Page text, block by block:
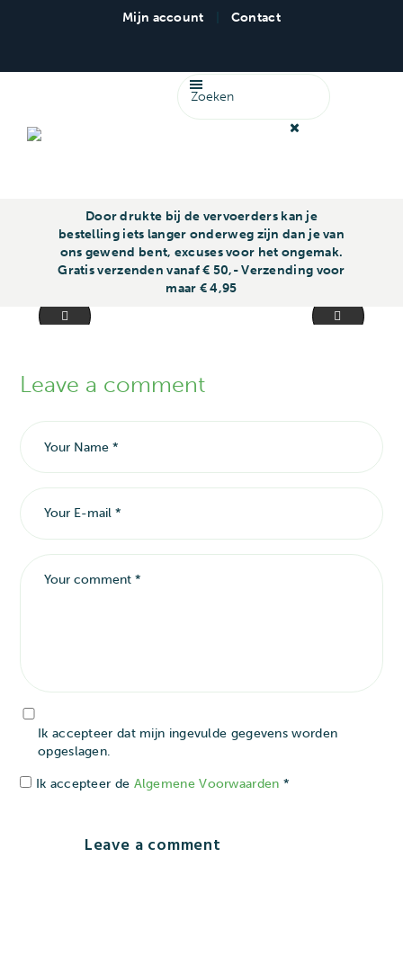
Mijn account Contact
Door drukte bij de vervoerders kan je
bestelling iets langer onderweg zijn dan je van
ons gewend bent, excuses voor het ongemak.
Gratis verzenden vanaf € 50,- Verzending voor
maar € 4,95
Knijpfruit KF030-jumbo
Leave a comment
Ik accepteer dat mijn ingevulde gegevens worden
opgeslagen.
Ik accepteer de Algemene Voorwaarden *